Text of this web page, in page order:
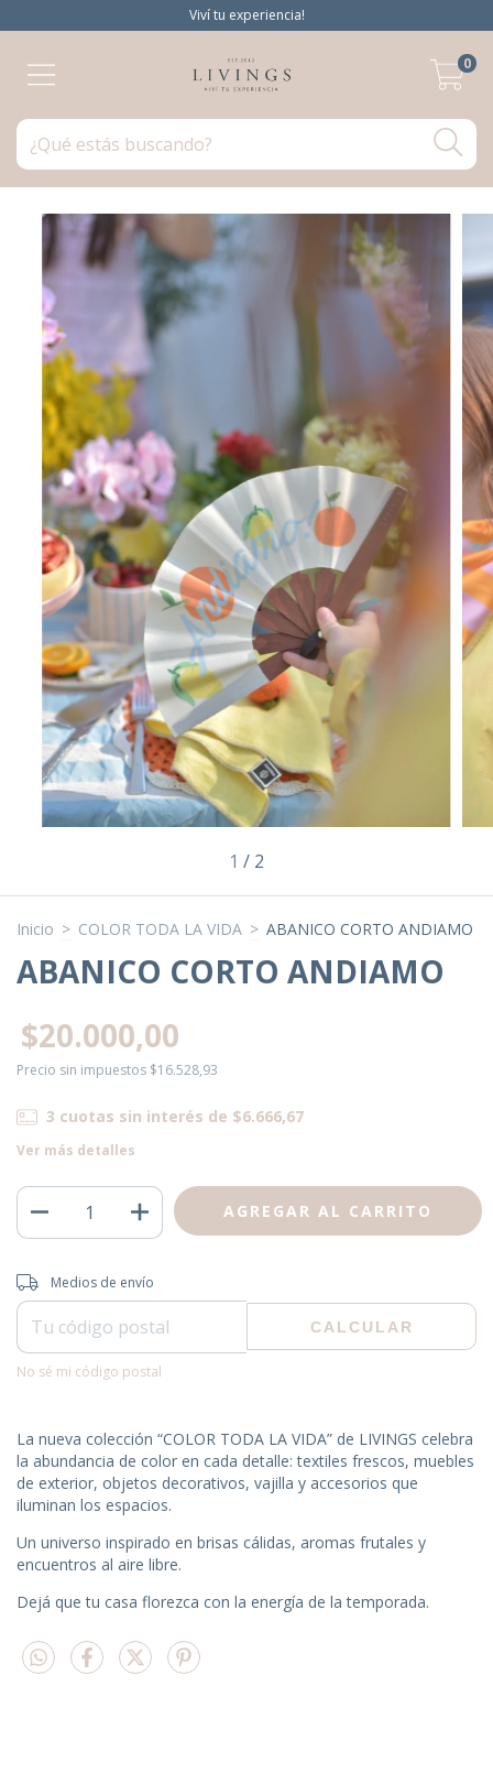
Viví tu experiencia!
0
1 / 2
Inicio > COLOR TODA LA VIDA > ABANICO CORTO ANDIAMO
ABANICO CORTO ANDIAMO
$20.000,00
Precio sin impuestos $16.528,93
3 cuotas sin interés de $6.666,67
Ver más detalles
Entregas para el CP:
Medios de envío
CALCULAR
No sé mi código postal
La nueva colección “COLOR TODA LA VIDA” de LIVINGS celebra
la abundancia de color en cada detalle: textiles frescos, muebles
de exterior, objetos decorativos, vajilla y accesorios que
iluminan los espacios.
Un universo inspirado en brisas cálidas, aromas frutales y
encuentros al aire libre.
Dejá que tu casa florezca con la energía de la temporada.